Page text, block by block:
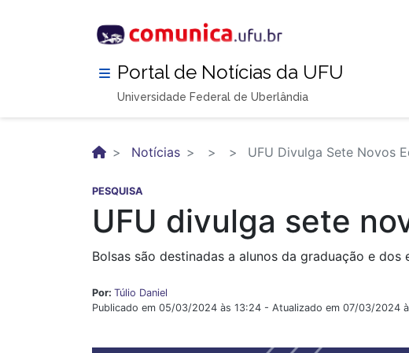
Portal de Notícias da UFU
Universidade Federal de Uberlândia
Notícias UFU Divulga Sete Novos
PESQUISA
UFU divulga sete
Bolsas são destinadas a alunos da graduação e dos
Por: Túlio Daniel
Publicado em 05/03/2024 às 13:24 - Atualizado em 07/03/2024